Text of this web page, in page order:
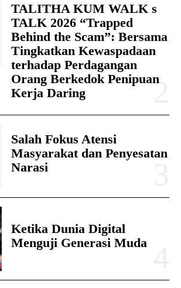
TALITHA KUM WALK s
TALK 2026 “Trapped
Behind the Scam”: Bersama
Tingkatkan Kewaspadaan
terhadap Perdagangan
Orang Berkedok Penipuan
Kerja Daring
Salah Fokus Atensi
Masyarakat dan Penyesatan
Narasi
Ketika Dunia Digital
Menguji Generasi Muda